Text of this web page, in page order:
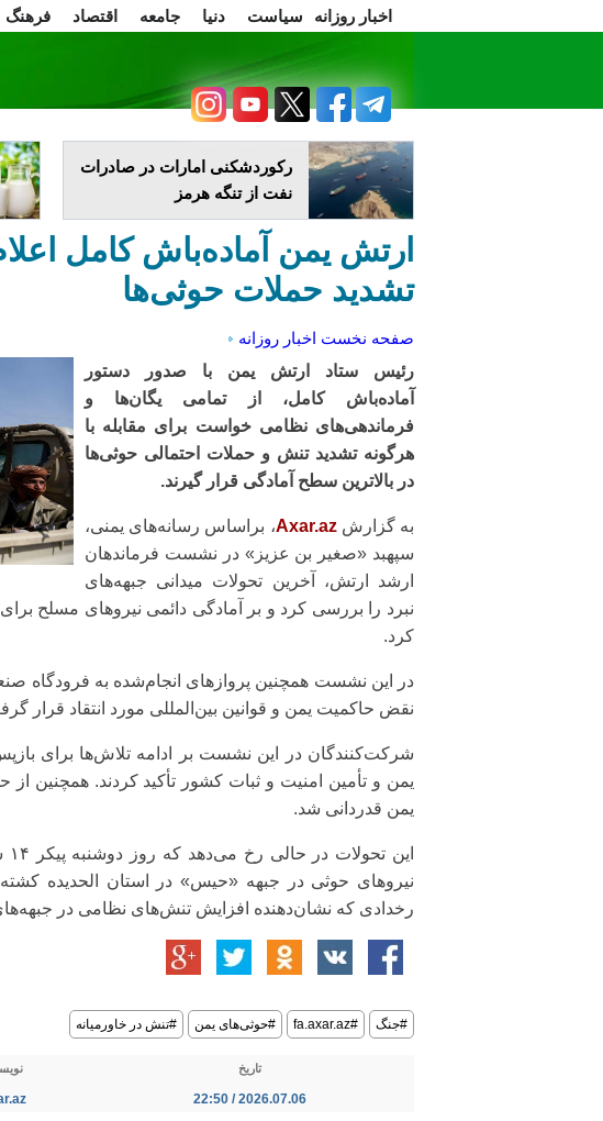
اخبار روزانه سیاست دنیا جامعه اقتصاد فرهنگ
رکوردشکنی امارات در صادرات
نفت از تنگه هرمز
ارتش یمن آماده‌باش کامل
تشدید حملات حوثی‌ها
صفحه نخست اخبار روزانه
رئیس ستاد ارتش یمن با صدور دستور
آماده‌باش کامل، از تمامی یگان‌ها و
فرماندهی‌های نظامی خواست برای مقابله با
هرگونه تشدید تنش و حملات احتمالی حوثی‌ها
در بالاترین سطح آمادگی قرار گیرند.
به گزارشAxar.az، براساس رسانه‌های یمنی،
سپهبد «صغیر بن عزیز» در نشست فرماندهان
ارشد ارتش، آخرین تحولات میدانی جبهه‌های
نبرد را بررسی کرد و بر آمادگی دائمی نیروهای مسلح برای
کرد.
در این نشست همچنین پروازهای انجام‌شده به فرودگاه
نقض حاکمیت یمن و قوانین بین‌المللی مورد انتقاد قرار
شرکت‌کنندگان در این نشست بر ادامه تلاش‌ها برای
یمن و تأمین امنیت و ثبات کشور تأکید کردند. همچنین
یمن قدردانی شد.
نیروهای حوثی در جبهه «حیس» در استان الحدیده
رخدادی که نشان‌دهنده افزایش تنش‌های نظامی در
#جنگ #fa.axar.az #حوثی‌های یمن #تنش در خاورمیانه
تاریخ
2026.07.06 / 22:50